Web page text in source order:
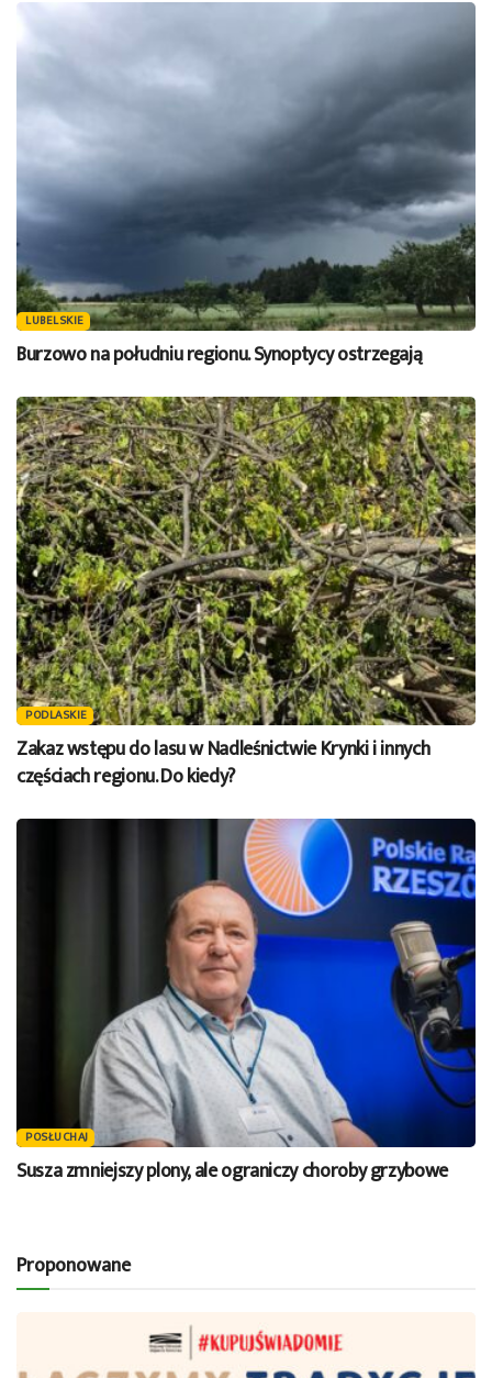
LUBELSKIE
Burzowo na południu regionu. Synoptycy ostrzegają
PODLASKIE
Zakaz wstępu do lasu w Nadleśnictwie Krynki i innych
częściach regionu. Do kiedy?
POSŁUCHAJ
Susza zmniejszy plony, ale ograniczy choroby grzybowe
Proponowane